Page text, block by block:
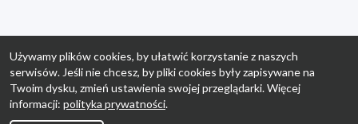
Używamy plików cookies, by ułatwić korzystanie z naszych
serwisów. Jeśli nie chcesz, by pliki cookies były zapisywane na
Twoim dysku, zmień ustawienia swojej przeglądarki. Więcej
informacji: polityka prywatności.